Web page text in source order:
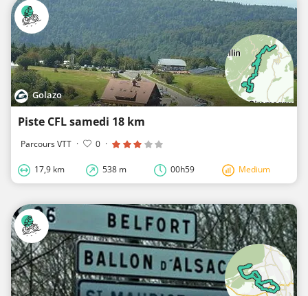
Golazo
Piste CFL samedi 18 km
Parcours VTT · 0 ·
17,9 km 538 m 00h59 Medium